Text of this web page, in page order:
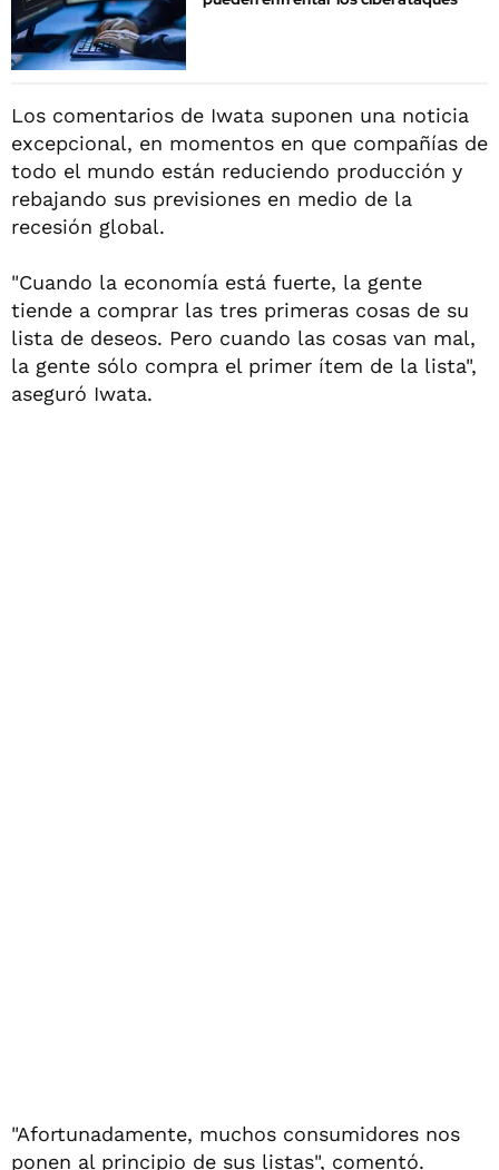
Los comentarios de Iwata suponen una noticia
excepcional, en momentos en que compañías de
todo el mundo están reduciendo producción y
rebajando sus previsiones en medio de la
recesión global.
"Cuando la economía está fuerte, la gente
tiende a comprar las tres primeras cosas de su
lista de deseos. Pero cuando las cosas van mal,
la gente sólo compra el primer ítem de la lista",
aseguró Iwata.
"Afortunadamente, muchos consumidores nos
ponen al principio de sus listas", comentó.